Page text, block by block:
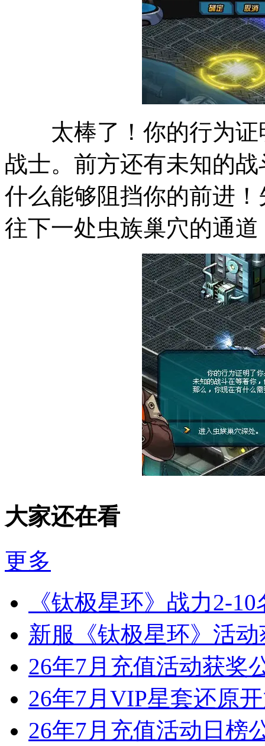
太棒了！你的行为证
战士。前方还有未知的
什么能够阻挡你的前进
往下一处虫族巢穴的通道
大家还在看
更多
《钛极星环》战力2-
新服《钛极星环》活
26年7月充值活动获奖
26年7月VIP星套还原
26年7月充值活动日榜